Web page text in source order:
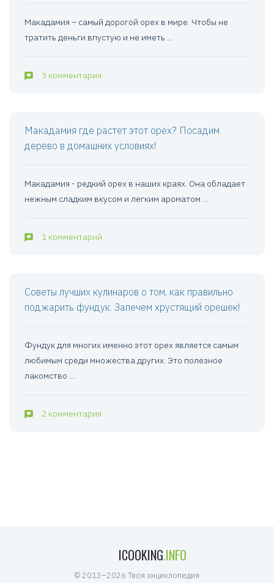
Макадамия – самый дорогой орех в мире. Чтобы не
тратить деньги впустую и не иметь ...
3 комментария
Макадамия где растет этот орех? Посадим
дерево в домашних условиях!
Макадамия - редкий орех в наших краях. Она обладает
нежным сладким вкусом и легким ароматом ...
1 комментарий
Советы лучших кулинаров о том, как правильно
поджарить фундук. Запечем хрустящий орешек!
Фундук для многих именно этот орех является самым
любимым среди множества других. Это полезное
лакомство ...
2 комментария
ICOOKING.INFO
© 2013–2026 Твоя энциклопедия